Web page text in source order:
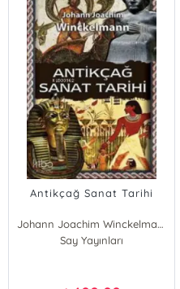
Antikçağ Sanat Tarihi
Johann Joachim Winckelmann
Say Yayınları